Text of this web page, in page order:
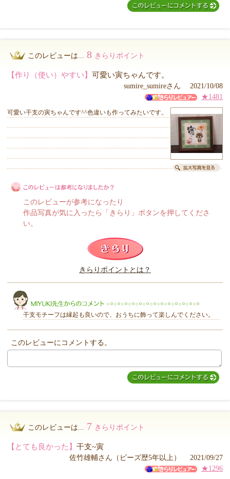
このレビューは... 8 きらりポイント
【作り（使い）やすい】 可愛い寅ちゃんです。
sumire_sumireさん 2021/10/08
★1481
可愛い干支の寅ちゃんです^^色違いも作ってみたいです。
このレビューは参考になりましたか？
このレビューが参考になったり
作品写真が気に入ったら「きらり」ボタンを押してくださ
い。
きらり
きらりポイントとは？
MIYUKI先生からのコメント
干支モチーフは縁起も良いので、おうちに飾って楽しんでください。
このレビューにコメントする。
このレビューは... 7 きらりポイント
【とても良かった】 干支~寅
佐竹雄輔さん（ビーズ歴5年以上） 2021/09/27
★1296